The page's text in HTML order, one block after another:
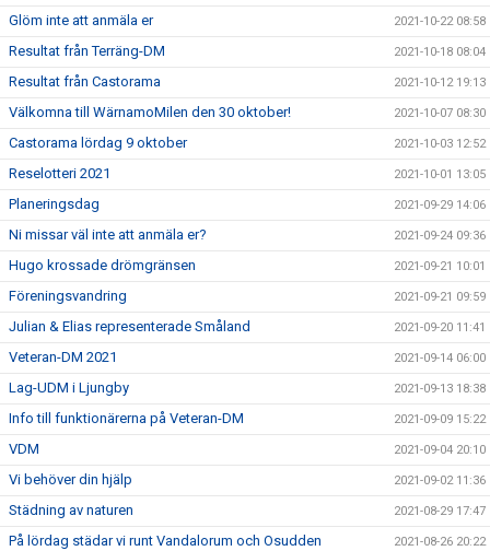
Glöm inte att anmäla er 2021-10-22 08:58
Resultat från Terräng-DM 2021-10-18 08:04
Resultat från Castorama 2021-10-12 19:13
Välkomna till WärnamoMilen den 30 oktober! 2021-10-07 08:30
Castorama lördag 9 oktober 2021-10-03 12:52
Reselotteri 2021 2021-10-01 13:05
Planeringsdag 2021-09-29 14:06
Ni missar väl inte att anmäla er? 2021-09-24 09:36
Hugo krossade drömgränsen 2021-09-21 10:01
Föreningsvandring 2021-09-21 09:59
Julian & Elias representerade Småland 2021-09-20 11:41
Veteran-DM 2021 2021-09-14 06:00
Lag-UDM i Ljungby 2021-09-13 18:38
Info till funktionärerna på Veteran-DM 2021-09-09 15:22
VDM 2021-09-04 20:10
Vi behöver din hjälp 2021-09-02 11:36
Städning av naturen 2021-08-29 17:47
På lördag städar vi runt Vandalorum och Osudden 2021-08-26 20:22